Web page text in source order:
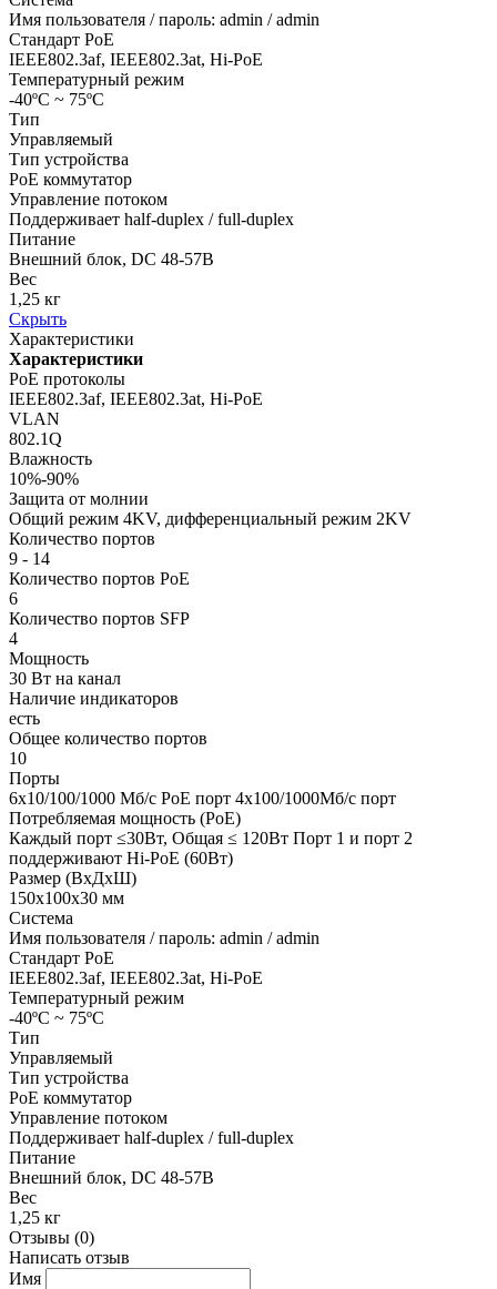
Имя пользователя / пароль: admin / admin
Стандарт PoE
IEEE802.3af, IEEE802.3at, Hi-PoE
Температурный режим
-40ºС ~ 75ºС
Тип
Управляемый
Тип устройства
PoE коммутатор
Управление потоком
Поддерживает half-duplex / full-duplex
Питание
Внешний блок, DC 48-57В
Вес
1,25 кг
Скрыть
Характеристики
Характеристики
PoE протоколы
IEEE802.3af, IEEE802.3at, Hi-PoE
VLAN
802.1Q
Влажность
10%-90%
Защита от молнии
Общий режим 4KV, дифференциальный режим 2KV
Количество портов
9 - 14
Количество портов PoE
6
Количество портов SFP
4
Мощность
30 Вт на канал
Наличие индикаторов
есть
Общее количество портов
10
Порты
6х10/100/1000 Mб/с PoE порт 4х100/1000Mб/с порт
Потребляемая мощность (PoE)
Каждый порт ≤30Вт, Общая ≤ 120Вт Порт 1 и порт 2
поддерживают Hi-PoE (60Вт)
Размер (ВxДxШ)
150х100х30 мм
Система
Имя пользователя / пароль: admin / admin
Стандарт PoE
IEEE802.3af, IEEE802.3at, Hi-PoE
Температурный режим
-40ºС ~ 75ºС
Тип
Управляемый
Тип устройства
PoE коммутатор
Управление потоком
Поддерживает half-duplex / full-duplex
Питание
Внешний блок, DC 48-57В
Вес
1,25 кг
Отзывы (0)
Написать отзыв
Имя